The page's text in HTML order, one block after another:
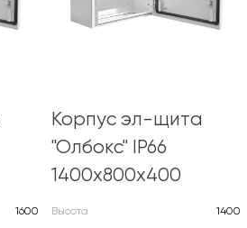
1600
Корпус эл-щита
"Олбокс" IP66
1400х800х400
Высота
1400